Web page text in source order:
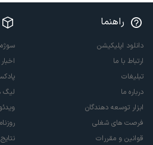
راهنما
دانلود اپلیکیشن
ارتباط با ما
تبلیغات
درباره ما
ابزار توسعه دهندگان
فرصت های شغلی
قوانین و مقررات
لیگ
ویدئو